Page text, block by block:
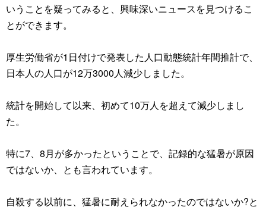
いうことを疑ってみると、興味深いニュースを見つけるこ
とができます。
厚生労働省が1日付けで発表した人口動態統計年間推計で、
日本人の人口が12万3000人減少しました。
統計を開始して以来、初めて10万人を超えて減少しまし
た。
特に7、8月が多かったということで、記録的な猛暑が原因
ではないか、とも言われています。
自殺する以前に、猛暑に耐えられなかったのではないか?と